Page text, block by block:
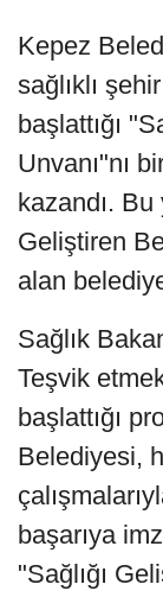
Kepez
sağlıklı
başlattığı
Unvanı"nı
kazandı. Bu
Geliştiren
alan
Sağlık
Teşvik
başlattığı
Belediyesi,
başarıya
"Sağlığı